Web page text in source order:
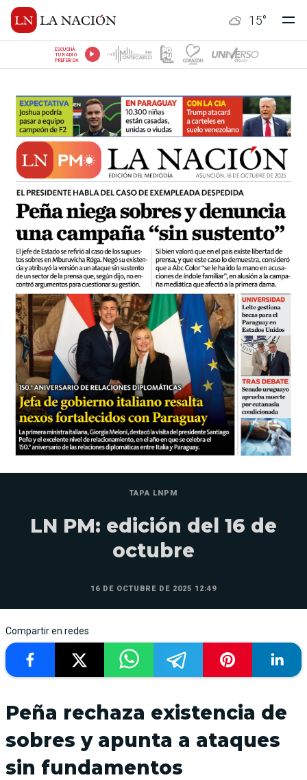
15°
ESCUCHÁ
TU RADIO
PREFERIDA
TAPA LNPM
LN PM: edición del 16 de
octubre
16 DE OCTUBRE DE 2025 12:49
Compartir en redes
Peña rechaza existencia de
sobres y apunta a ataques
sin fundamentos